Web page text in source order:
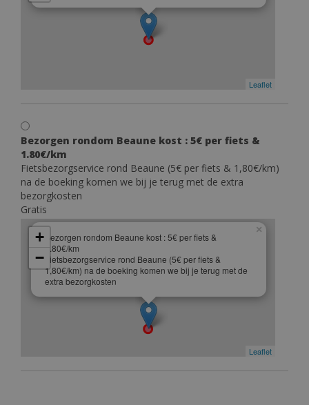
Leaflet
Bezorgen rondom Beaune kost : 5€ per fiets &
1.80€/km
Fietsbezorgservice rond Beaune (5€ per fiets & 1,80€/km)
na de boeking komen we bij je terug met de extra
bezorgkosten
Gratis
Bezorgen rondom Beaune kost : 5€ per fiets &
1.80€/km
Fietsbezorgservice rond Beaune (5€ per fiets &
1,80€/km) na de boeking komen we bij je terug met de
extra bezorgkosten
×
+
−
Leaflet